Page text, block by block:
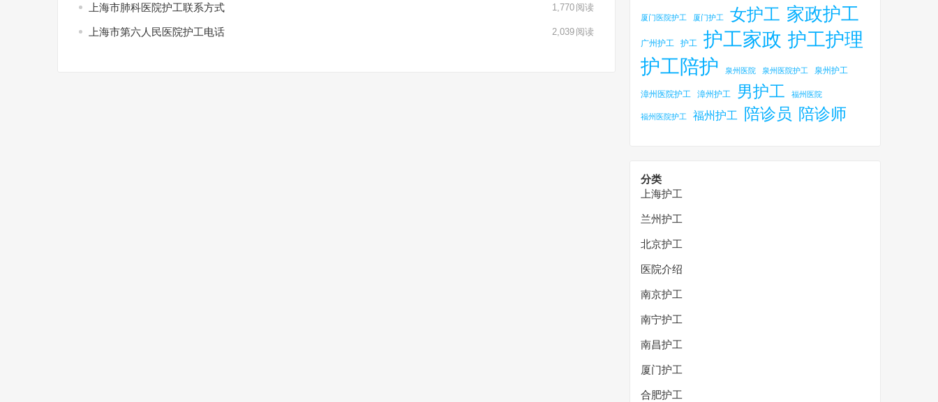
上海市肺科医院护工联系方式 1,770 阅读
上海市第六人民医院护工电话 2,039 阅读
厦门医院护工 厦门护工 女护工 家政护工
广州护工 护工 护工家政 护工护理
护工陪护
泉州医院 泉州医院护工 泉州护工
漳州医院护工 漳州护工 男护工 福州医院
福州医院护工 福州护工 陪诊员 陪诊师
分类
上海护工
兰州护工
北京护工
医院介绍
南京护工
南宁护工
南昌护工
厦门护工
合肥护工